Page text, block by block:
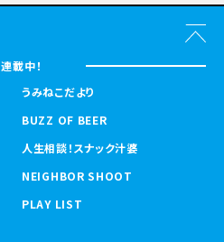
連載中！
うみねこだより
BUZZ OF BEER
人生相談！スナック汁婆
NEIGHBOR SHOOT
PLAY LIST